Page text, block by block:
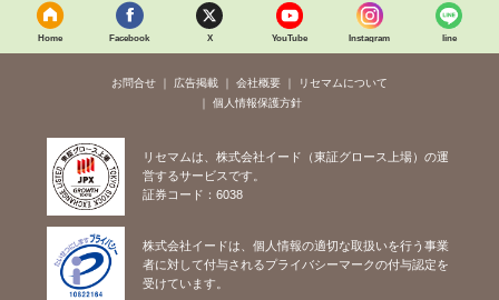
Home Facebook X YouTube Instagram line
お問合せ 広告掲載 会社概要
リセマムについて
個人情報保護方針
リセマムは、株式会社イード（東証グロース上場）の運
営するサービスです。
証券コード：6038
株式会社イードは、個人情報の適切な取扱いを行う事業
者に対して付与されるプライバシーマークの付与認定を
受けています。